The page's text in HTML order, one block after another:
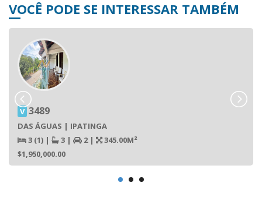
VOCÊ PODE SE INTERESSAR TAMBÉM
V 3489
DAS ÁGUAS | IPATINGA
3 (1) | 3 | 2 |
345.00M²
$1,950,000.00